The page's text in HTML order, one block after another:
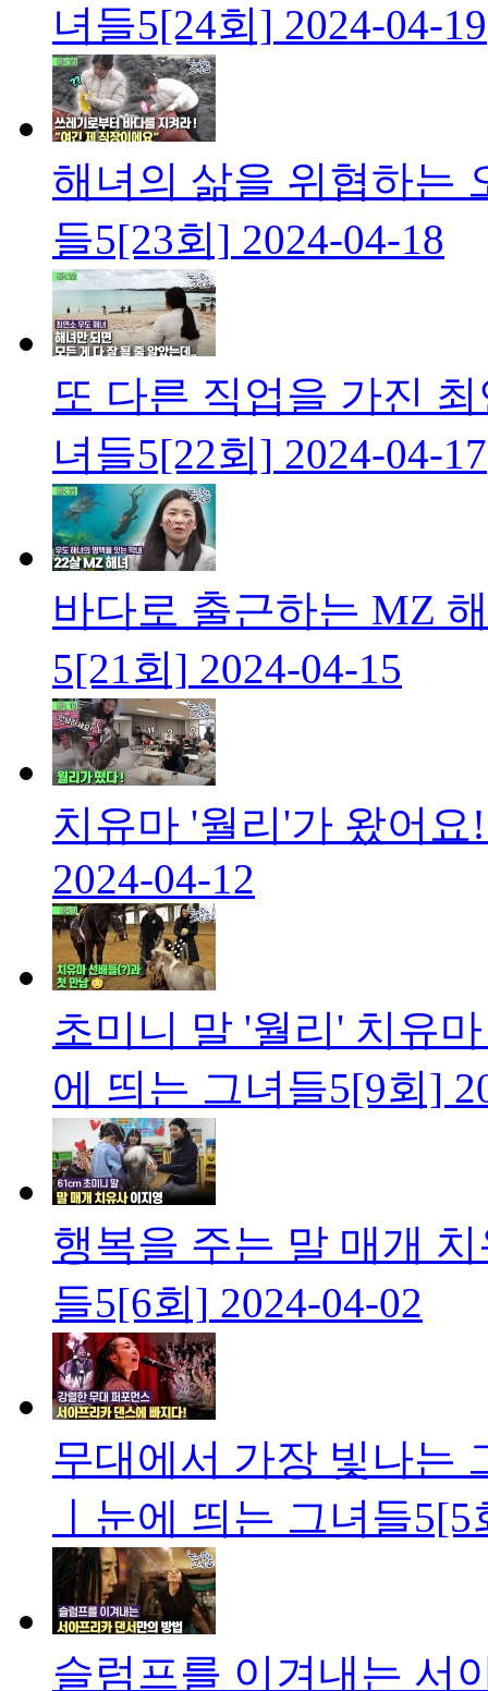
녀들5[24회] 2024-04-19
해녀의 삶을 위협하는
들5[23회] 2024-04-18
또 다른 직업을 가진
녀들5[22회] 2024-04-17
바다로 출근하는 MZ
5[21회] 2024-04-15
치유마 '월리'가 왔어
2024-04-12
초미니 말 '월리' 치유
에 띄는 그녀들5[9회]
행복을 주는 말 매개
들5[6회] 2024-04-02
무대에서 가장 빛나는
ㅣ눈에 띄는 그녀들5[5
슬럼프를 이겨내는 서